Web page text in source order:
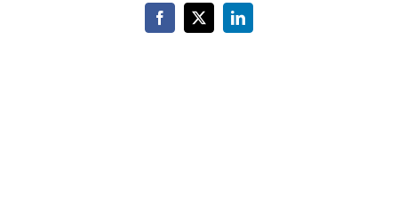
Facebook
X LinkedIn